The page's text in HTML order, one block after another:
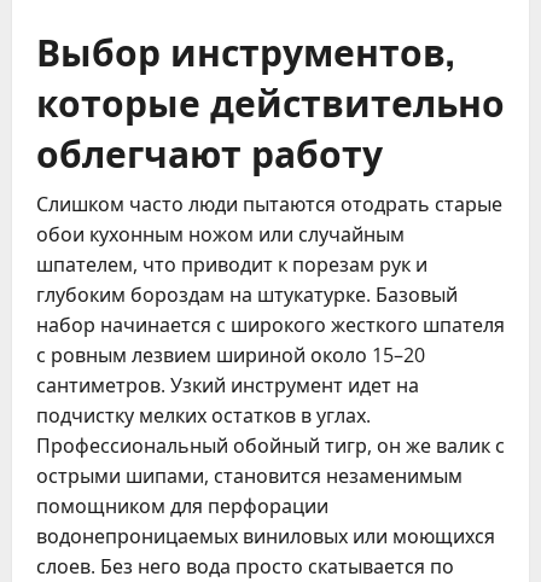
Выбор инструментов,
которые действительно
облегчают работу
Слишком часто люди пытаются отодрать старые
обои кухонным ножом или случайным
шпателем, что приводит к порезам рук и
глубоким бороздам на штукатурке. Базовый
набор начинается с широкого жесткого шпателя
с ровным лезвием шириной около 15–20
сантиметров. Узкий инструмент идет на
подчистку мелких остатков в углах.
Профессиональный обойный тигр, он же валик с
острыми шипами, становится незаменимым
помощником для перфорации
водонепроницаемых виниловых или моющихся
слоев. Без него вода просто скатывается по